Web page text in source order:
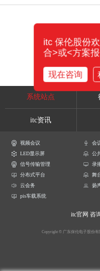
系统站点
itc资讯
视频会议 会
LED显示屏
公
信号传输管理
录
分布式平台
舞
云会务
扬
pis车载系统
itc官网 咨
Copyright © 广东保伦电子股份有
itc 保伦股份
合>或<方案
现在咨询